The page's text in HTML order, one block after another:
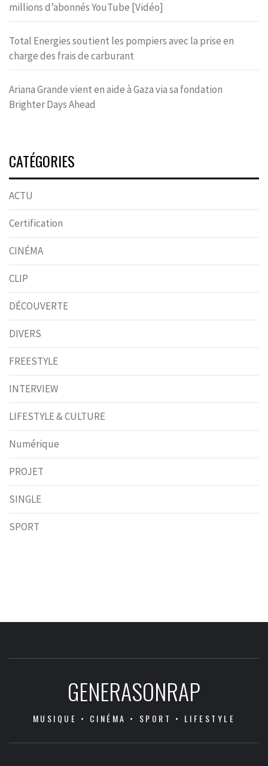
millions d’abonnés YouTube [Vidéo]
Total Energies soutient les pompiers avec la prise en
charge des frais de carburant
Ariana Grande vient en aide à Gaza via sa fondation
Brighter Days Ahead
CATÉGORIES
ACTU
Certification
CINÉMA
CLIP
DÉCOUVERTE
DIVERS
FREESTYLE
INTERVIEW
LIFESTYLE & CULTURE
Numérique
PROJET
SINGLE
SPORT
GENERASONRAP
MUSIQUE • CINÉMA • SPORT • LIFESTYLE